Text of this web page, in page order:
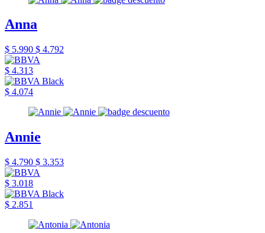
Anna
$ 5.990 $ 4.792
$ 4.313
$ 4.074
Annie
$ 4.790 $ 3.353
$ 3.018
$ 2.851